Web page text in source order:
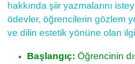
hakkında şiir yazmalarını
ödevler, öğrencilerin gözlem
ve dilin estetik yönüne olan
Başlangıç: Öğrencinin